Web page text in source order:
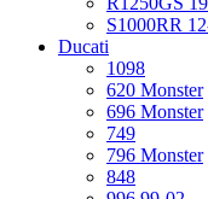
S1000RR
Ducati
1098
620 Monster
696 Monster
749
796 Monster
848